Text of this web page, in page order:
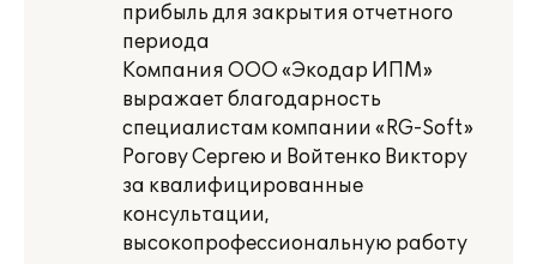
прибыль для закрытия отчетного
периода
Компания ООО «Экодар ИПМ»
выражает благодарность
специалистам компании «RG-Soft»
Рогову Сергею и Войтенко Виктору
за квалифицированные
консультации,
высокопрофессиональную работу